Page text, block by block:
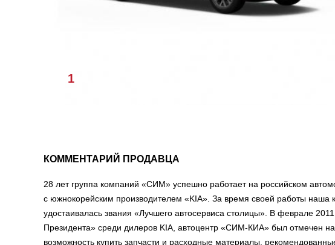
1
КОММЕНТАРИЙ ПРОДАВЦА
28 лет группа компаний «СИМ» успешно работает на российском
с южнокорейским производителем «KIA». За время своей работы наша
удостаивалась звания «Лучшего автосервиса столицы». В феврале
Президента» среди дилеров KIA, автоцентр «СИМ-КИА» был отмечен
возможность купить запчасти и расходные материалы,